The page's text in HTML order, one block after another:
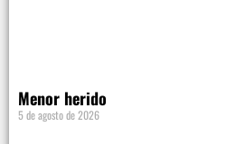
Menor herido
5 de agosto de 2026